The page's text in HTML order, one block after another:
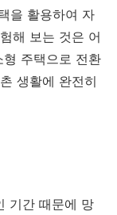
을 활용하여 자
해 보는 것은 어
형 주택으로 전환
생활에 완전히
기간 때문에 망